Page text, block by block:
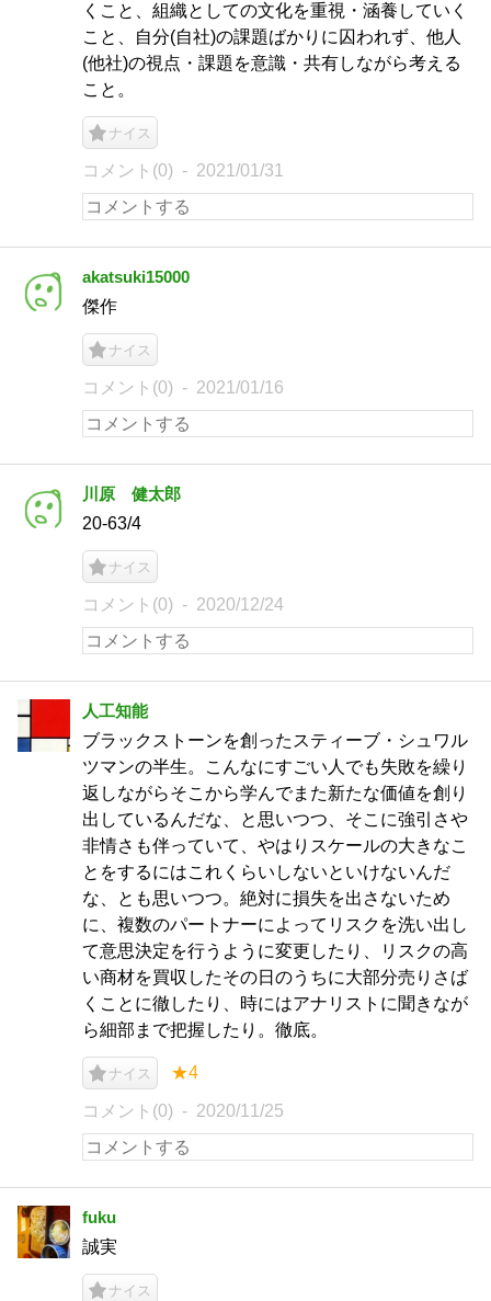
くこと、組織としての文化を重視・涵養していく
こと、自分(自社)の課題ばかりに囚われず、他人
(他社)の視点・課題を意識・共有しながら考える
こと。
ナイス
コメント(0) 2021/01/31
akatsuki15000
傑作
ナイス
コメント(0) 2021/01/16
川原 健太郎
20-63/4
ナイス
コメント(0) 2020/12/24
人工知能
ブラックストーンを創ったスティーブ・シュワル
ツマンの半生。こんなにすごい人でも失敗を繰り
返しながらそこから学んでまた新たな価値を創り
出しているんだな、と思いつつ、そこに強引さや
非情さも伴っていて、やはりスケールの大きなこ
とをするにはこれくらいしないといけないんだ
な、とも思いつつ。絶対に損失を出さないため
に、複数のパートナーによってリスクを洗い出し
て意思決定を行うように変更したり、リスクの高
い商材を買収したその日のうちに大部分売りさば
くことに徹したり、時にはアナリストに聞きなが
ら細部まで把握したり。徹底。
ナイス ★4
コメント(0) 2020/11/25
fuku
誠実
ナイス